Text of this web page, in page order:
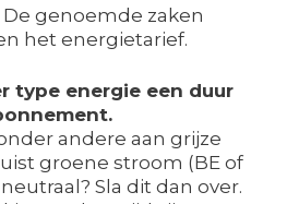
genoemde zaken
het energietarief.
type energie een duur
andere aan grijze
groene stroom (BE of
neutraal? Sla dit dan over.